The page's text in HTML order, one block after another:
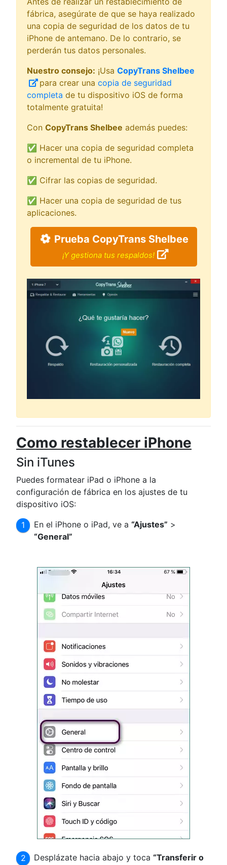
fábrica, asegúrate de que se haya realizado
una copia de seguridad de los datos de tu
iPhone de antemano. De lo contrario, se
perderán tus datos personales.
Nuestro consejo: ¡Usa CopyTrans Shelbee
para crear una copia de seguridad
completa de tu dispositivo iOS de forma
totalmente gratuita!
Con CopyTrans Shelbee además puedes:
✅ Hacer una copia de seguridad completa
o incremental de tu iPhone.
✅ Cifrar las copias de seguridad.
✅ Hacer una copia de seguridad de tus
aplicaciones.
Prueba CopyTrans Shelbee
¡Y gestiona tus respaldos!
Como restablecer iPhone
Sin iTunes
Puedes formatear iPad o iPhone a la
configuración de fábrica en los ajustes de tu
dispositivo iOS:
En el iPhone o iPad, ve a“Ajustes” >
“General”
Desplázate hacia abajo y toca“Transferir o